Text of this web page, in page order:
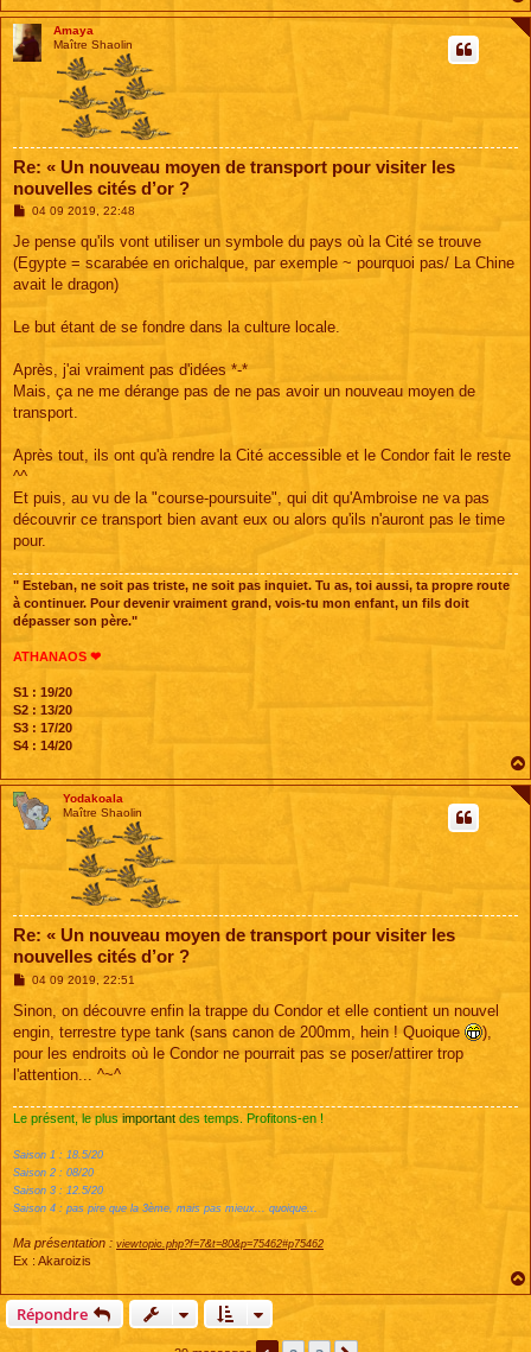
Amaya
Maître Shaolin
Re: « Un nouveau moyen de transport pour visiter les
nouvelles cités d’or ?
M
s
a
g
04 09 2019, 22:48
Je pense qu'ils vont utiliser un symbole du pays où la Cité se trouve
(Egypte = scarabée en orichalque, par exemple ~ pourquoi pas/ La Chine
avait le dragon)
Le but étant de se fondre dans la culture locale.
Après, j'ai vraiment pas d'idées *-*
Mais, ça ne me dérange pas de ne pas avoir un nouveau moyen de
transport.
Après tout, ils ont qu'à rendre la Cité accessible et le Condor fait le reste
^^
Et puis, au vu de la "course-poursuite", qui dit qu'Ambroise ne va pas
découvrir ce transport bien avant eux ou alors qu'ils n'auront pas le time
pour.
" Esteban, ne soit pas triste, ne soit pas inquiet. Tu as, toi aussi, ta propre route
à continuer. Pour devenir vraiment grand, vois-tu mon enfant, un fils doit
dépasser son père."
ATHANAOS ❤
S1 : 19/20
S2 : 13/20
S3 : 17/20
S4 : 14/20
Yodakoala
Maître Shaolin
Re: « Un nouveau moyen de transport pour visiter les
nouvelles cités d’or ?
M
s
a
g
04 09 2019, 22:51
Sinon, on découvre enfin la trappe du Condor et elle contient un nouvel
engin, terrestre type tank (sans canon de 200mm, hein ! Quoique
),
pour les endroits où le Condor ne pourrait pas se poser/attirer trop
l'attention... ^~^
Le présent, le plus important des temps. Profitons-en !
Saison 1 : 18.5/20
Saison 2 : 08/20
Saison 3 : 12.5/20
Saison 4 : pas pire que la 3ème, mais pas mieux... quoique...
Ma présentation : viewtopic.php?f=7&t=80&p=75462#p75462
Ex : Akaroizis
Répondre